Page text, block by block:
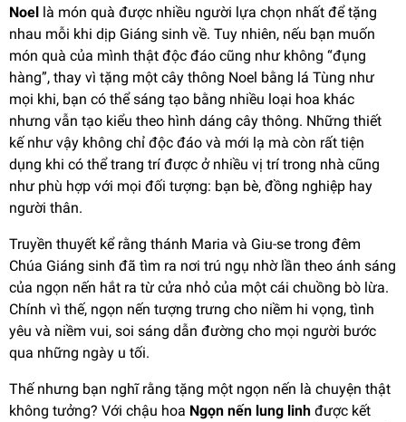
Noel là món quà được nhiều người lựa chọn nhất để tặng
nhau mỗi khi dịp Giáng sinh về. Tuy nhiên, nếu bạn muốn
món quà của mình thật độc đáo cũng như không “đụng
hàng”, thay vì tặng một cây thông Noel bằng lá Tùng như
mọi khi, bạn có thể sáng tạo bằng nhiều loại hoa khác
nhưng vẫn tạo kiểu theo hình dáng cây thông. Những thiết
kế như vậy không chỉ độc đáo và mới lạ mà còn rất tiện
dụng khi có thể trang trí được ở nhiều vị trí trong nhà cũng
như phù hợp với mọi đối tượng: bạn bè, đồng nghiệp hay
người thân.
Truyền thuyết kể rằng thánh Maria và Giu-se trong đêm
Chúa Giáng sinh đã tìm ra nơi trú ngụ nhờ lần theo ánh sáng
của ngọn nến hắt ra từ cửa nhỏ của một cái chuồng bò lừa.
Chính vì thế, ngọn nến tượng trưng cho niềm hi vọng, tình
yêu và niềm vui, soi sáng dẫn đường cho mọi người bước
qua những ngày u tối.
Thế nhưng bạn nghĩ rằng tặng một ngọn nến là chuyện thật
không tưởng? Với chậu hoa Ngọn nến lung linh được kết